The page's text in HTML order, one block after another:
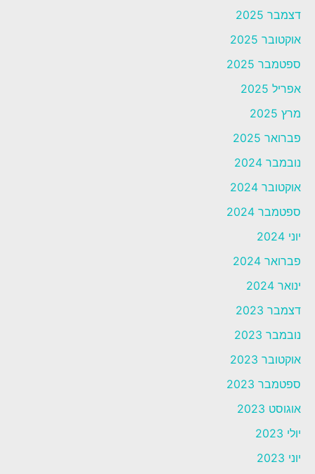
דצמבר 2025
אוקטובר 2025
ספטמבר 2025
אפריל 2025
מרץ 2025
פברואר 2025
נובמבר 2024
אוקטובר 2024
ספטמבר 2024
יוני 2024
פברואר 2024
ינואר 2024
דצמבר 2023
נובמבר 2023
אוקטובר 2023
ספטמבר 2023
אוגוסט 2023
יולי 2023
יוני 2023